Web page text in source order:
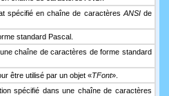
spécifié en chaîne de caractères ANSIde
standard Pascal.
chaîne de caractères de forme standard
être utilisé par un objet «TFont».
spécifié dans une chaîne de caractères